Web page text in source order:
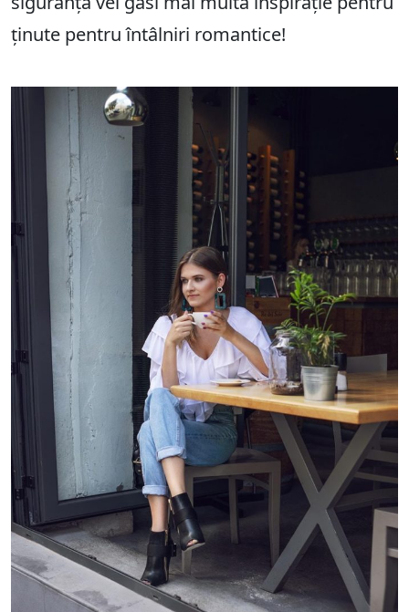
ținute pentru întâlniri romantice!